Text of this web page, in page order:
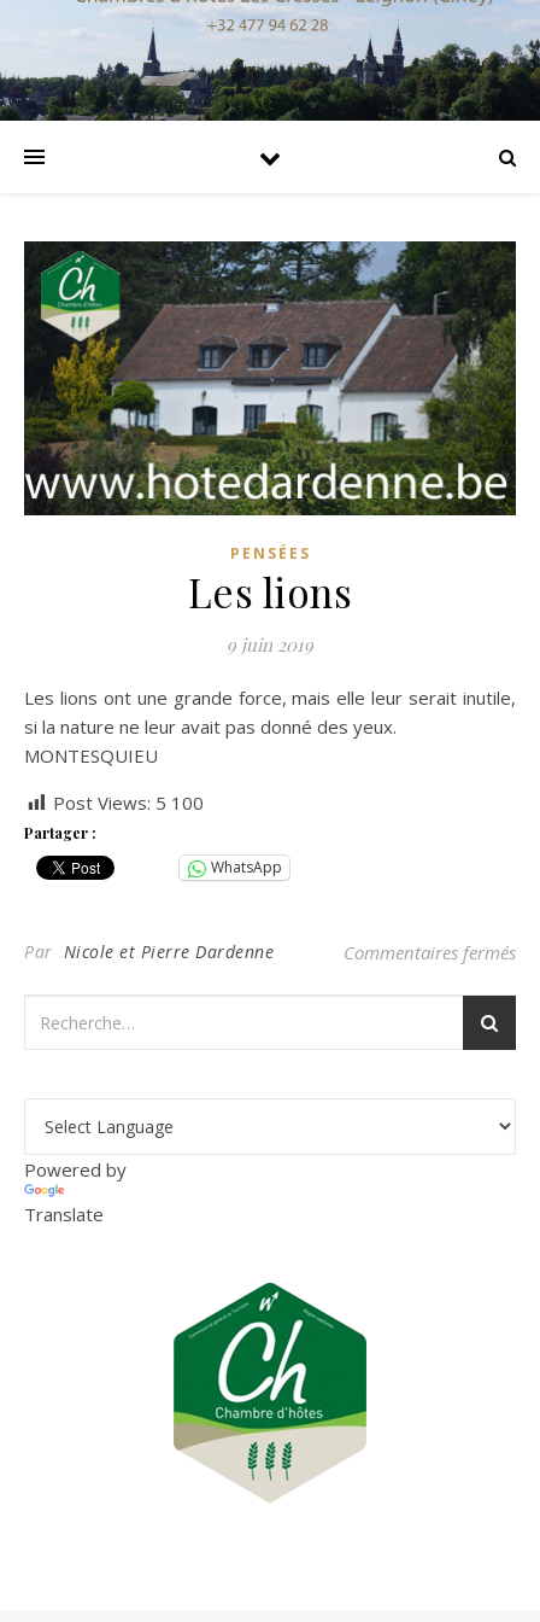
PENSÉES
Les lions
9 juin 2019
Les lions ont une grande force, mais elle leur serait inutile,
si la nature ne leur avait pas donné des yeux.
MONTESQUIEU
Post Views: 5 100
Partager :
WhatsApp
Par Nicole et Pierre Dardenne Commentaires fermés
Powered by
Translate